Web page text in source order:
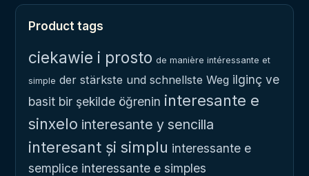
Product tags
ciekawie i prosto de manière intéressante et
simple der stärkste und schnellste Weg ilginç ve
basit bir şekilde öğrenin interesante e
sinxelo interesante y sencilla
interesant și simplu interessante e
semplice interessante e simples